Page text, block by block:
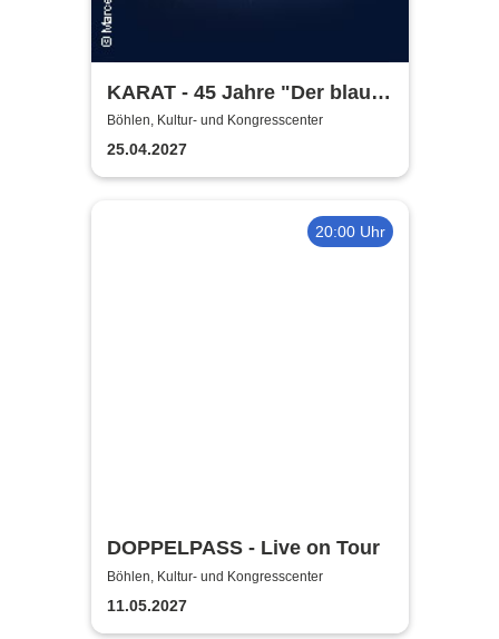
KARAT - 45 Jahre "Der blaue
Planet"
Böhlen, Kultur- und Kongresscenter
25.04.2027
20:00 Uhr
DOPPELPASS - Live on Tour
Böhlen, Kultur- und Kongresscenter
11.05.2027